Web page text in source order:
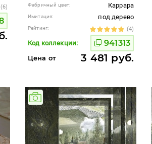
(6) Фабричный цвет: Каррара
Имитация: под дерево
Рейтинг: (4)
Код коллекции: 941313
Цена от 3 481 руб.